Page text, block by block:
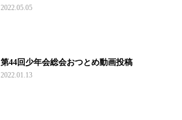
2022.05.05
第44回少年会総会おつとめ動画投稿
2022.01.13